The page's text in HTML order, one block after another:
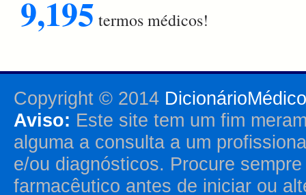
9,195 termos médicos!
Copyright © 2014
Aviso: Este site tem um fim
alguma a consulta a um
e/ou diagnósticos. Procure
farmacêutico antes de iniciar ou